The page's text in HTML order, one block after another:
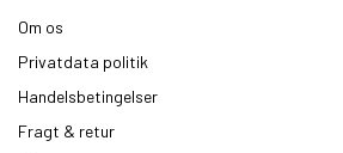
Om os
Privatdata politik
Handelsbetingelser
Fragt & retur